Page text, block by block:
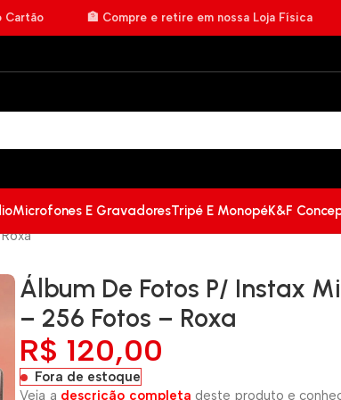
Microfones E GravadoresTripé E MonopéK&F
Álbum De Fotos P/ Instax
– 256 Fotos – Roxa
R$ 120,00
Fora de estoque
Veja a descrição completa deste produto e
Cartão 🏦 Compre e retire em nossa Loja Física